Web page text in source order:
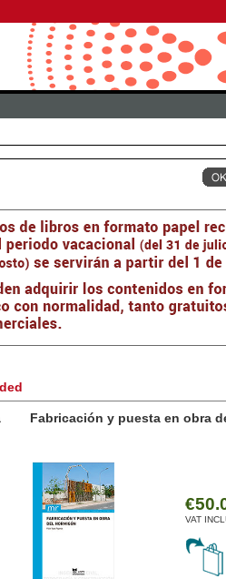
€35.00
VAT INCLUDED